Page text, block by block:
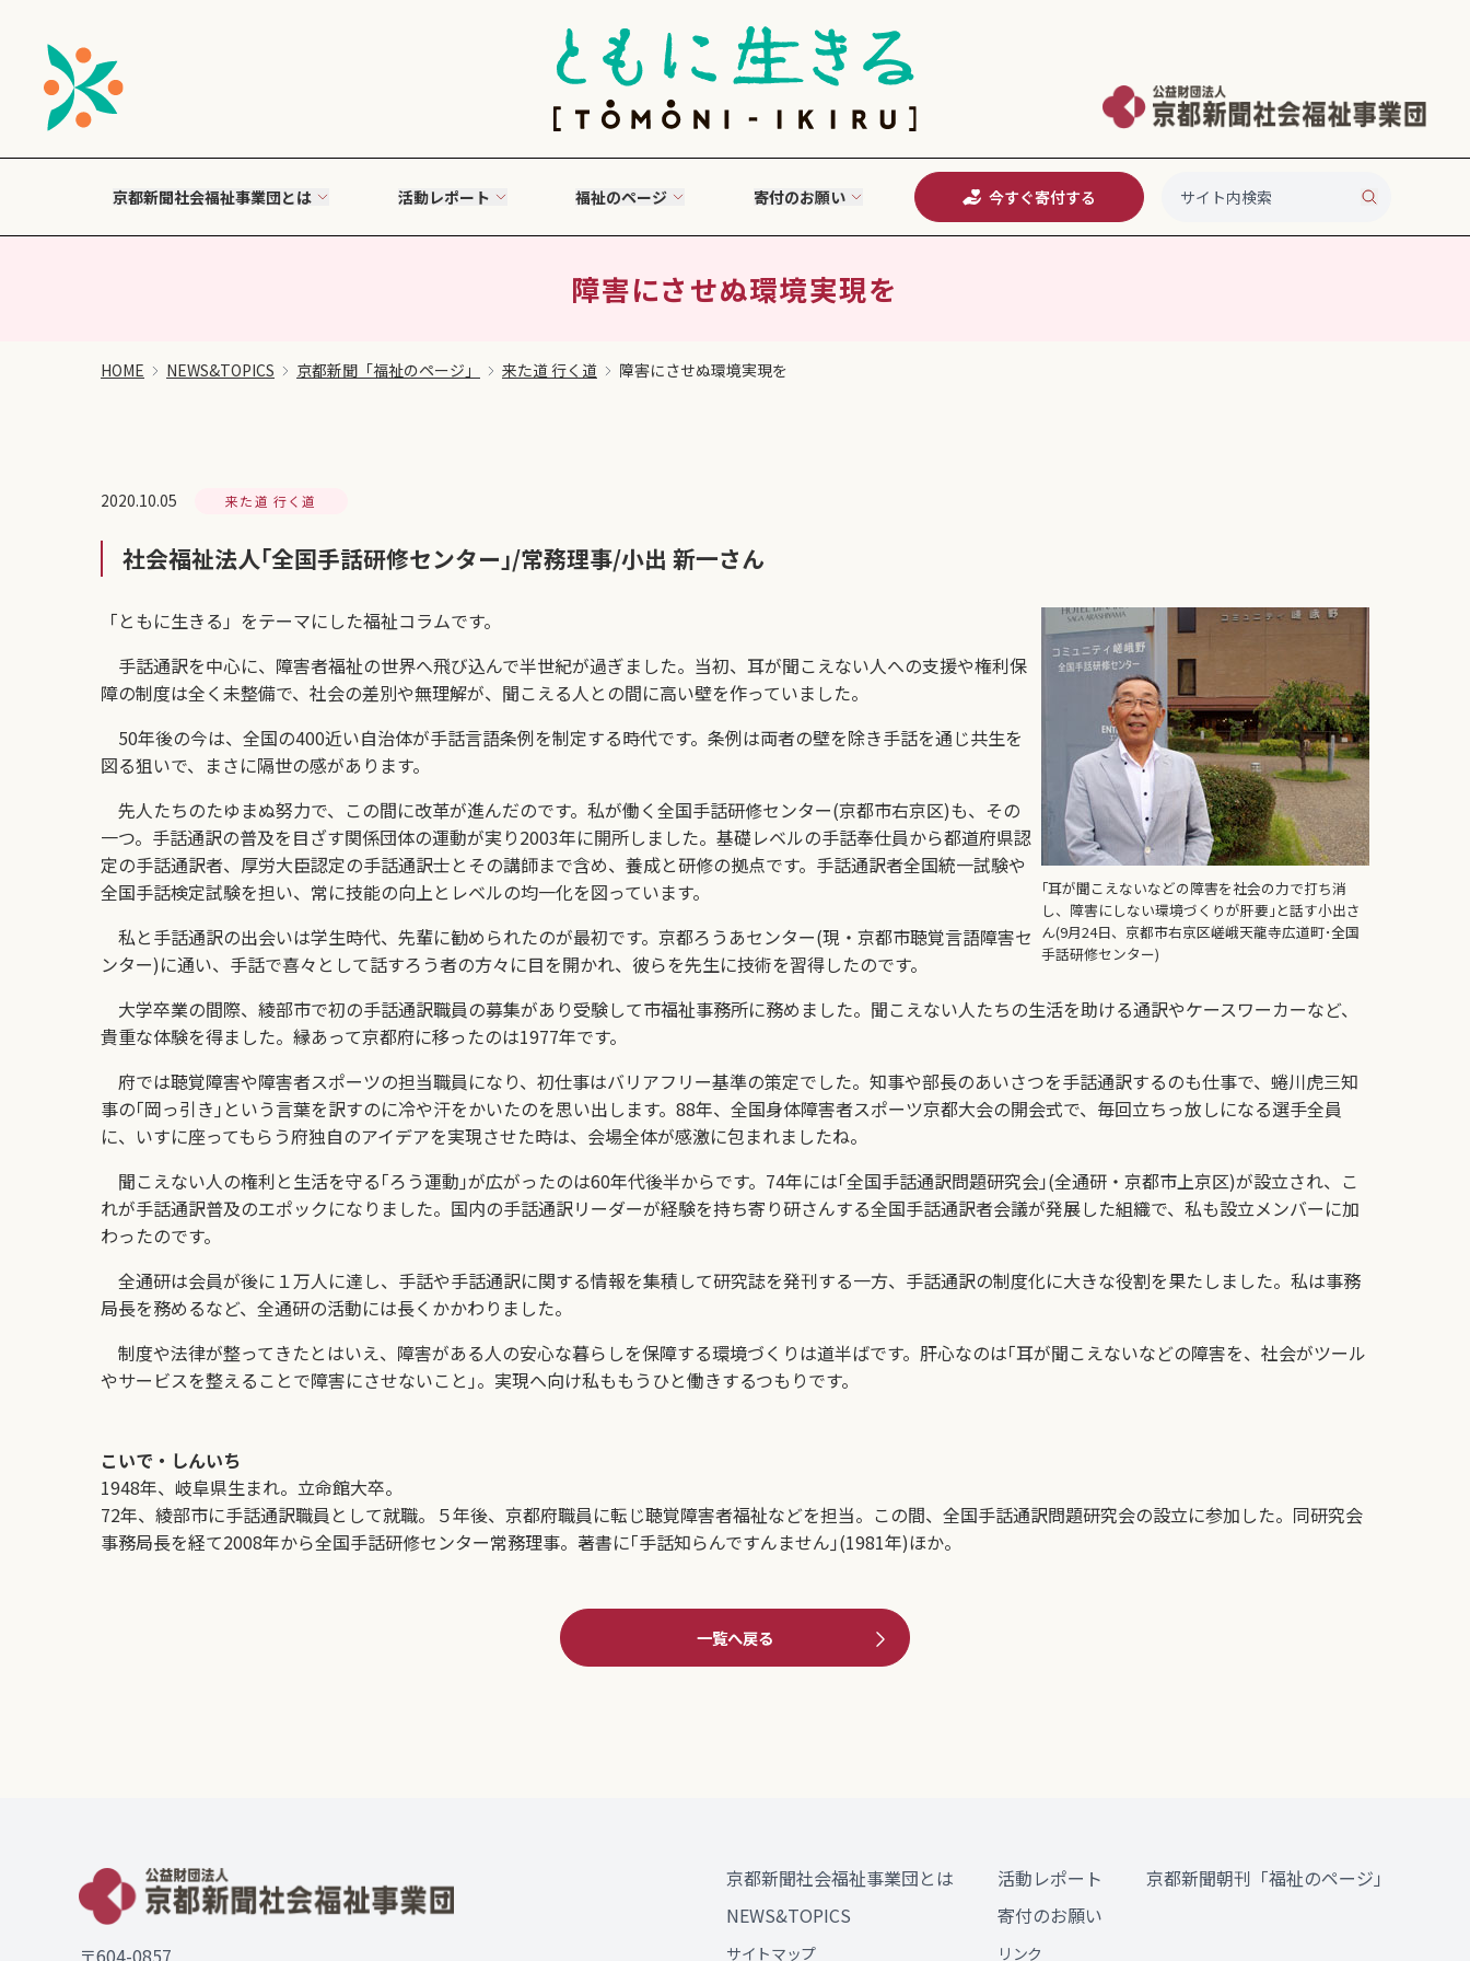
京都新聞社会福祉事業団とは 活動レポート 福祉のページ 寄付のお願い 今すぐ寄付する
障害にさせぬ環境実現を
HOME NEWS&TOPICS 京都新聞「福祉のページ」 来た道 行く道 障害にさせぬ環境実現を
2020.10.05 来た道 行く道
社会福祉法人｢全国手話研修センター｣/常務理事/小出 新一さん
｢耳が聞こえないなどの障害を社会の力で打ち消
し、障害にしない環境づくりが肝要｣と話す小出さ
ん(9月24日、京都市右京区嵯峨天龍寺広道町･全国
手話研修センター)
「ともに生きる」をテーマにした福祉コラムです。
手話通訳を中心に、障害者福祉の世界へ飛び込んで半世紀が過ぎました。当初、耳が聞こえない人への支援や権利保
障の制度は全く未整備で、社会の差別や無理解が、聞こえる人との間に高い壁を作っていました。
50年後の今は、全国の400近い自治体が手話言語条例を制定する時代です。条例は両者の壁を除き手話を通じ共生を
図る狙いで、まさに隔世の感があります。
先人たちのたゆまぬ努力で、この間に改革が進んだのです。私が働く全国手話研修センター(京都市右京区)も、その
一つ。手話通訳の普及を目ざす関係団体の運動が実り2003年に開所しました。基礎レベルの手話奉仕員から都道府県認
定の手話通訳者、厚労大臣認定の手話通訳士とその講師まで含め、養成と研修の拠点です。手話通訳者全国統一試験や
全国手話検定試験を担い、常に技能の向上とレベルの均一化を図っています。
私と手話通訳の出会いは学生時代、先輩に勧められたのが最初です。京都ろうあセンター(現・京都市聴覚言語障害セ
ンター)に通い、手話で喜々として話すろう者の方々に目を開かれ、彼らを先生に技術を習得したのです。
大学卒業の間際、綾部市で初の手話通訳職員の募集があり受験して市福祉事務所に務めました。聞こえない人たちの生活を助ける通訳やケースワーカーなど、
貴重な体験を得ました。縁あって京都府に移ったのは1977年です。
府では聴覚障害や障害者スポーツの担当職員になり、初仕事はバリアフリー基準の策定でした。知事や部長のあいさつを手話通訳するのも仕事で、蜷川虎三知
事の｢岡っ引き｣という言葉を訳すのに冷や汗をかいたのを思い出します。88年、全国身体障害者スポーツ京都大会の開会式で、毎回立ちっ放しになる選手全員
に、いすに座ってもらう府独自のアイデアを実現させた時は、会場全体が感激に包まれましたね。
聞こえない人の権利と生活を守る｢ろう運動｣が広がったのは60年代後半からです。74年には｢全国手話通訳問題研究会｣(全通研・京都市上京区)が設立され、こ
れが手話通訳普及のエポックになりました。国内の手話通訳リーダーが経験を持ち寄り研さんする全国手話通訳者会議が発展した組織で、私も設立メンバーに加
わったのです。
全通研は会員が後に１万人に達し、手話や手話通訳に関する情報を集積して研究誌を発刊する一方、手話通訳の制度化に大きな役割を果たしました。私は事務
局長を務めるなど、全通研の活動には長くかかわりました。
制度や法律が整ってきたとはいえ、障害がある人の安心な暮らしを保障する環境づくりは道半ばです。肝心なのは｢耳が聞こえないなどの障害を、社会がツール
やサービスを整えることで障害にさせないこと｣。実現へ向け私ももうひと働きするつもりです。
こいで・しんいち
1948年、岐阜県生まれ。立命館大卒。
72年、綾部市に手話通訳職員として就職。５年後、京都府職員に転じ聴覚障害者福祉などを担当。この間、全国手話通訳問題研究会の設立に参加した。同研究会
事務局長を経て2008年から全国手話研修センター常務理事。著書に｢手話知らんですんません｣(1981年)ほか。
一覧へ戻る
京都新聞社会福祉事業団とは 活動レポート
京都新聞朝刊「福祉のページ」
NEWS&TOPICS
寄付のお願い
サイトマップ リンク